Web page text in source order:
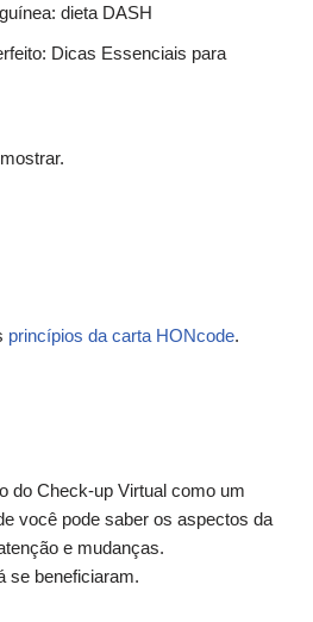
dieta DASH
Dicas Essenciais para
princípios da carta HONcode.
do Check-up Virtual como um
você pode saber os aspectos da
e mudanças.
se beneficiaram.